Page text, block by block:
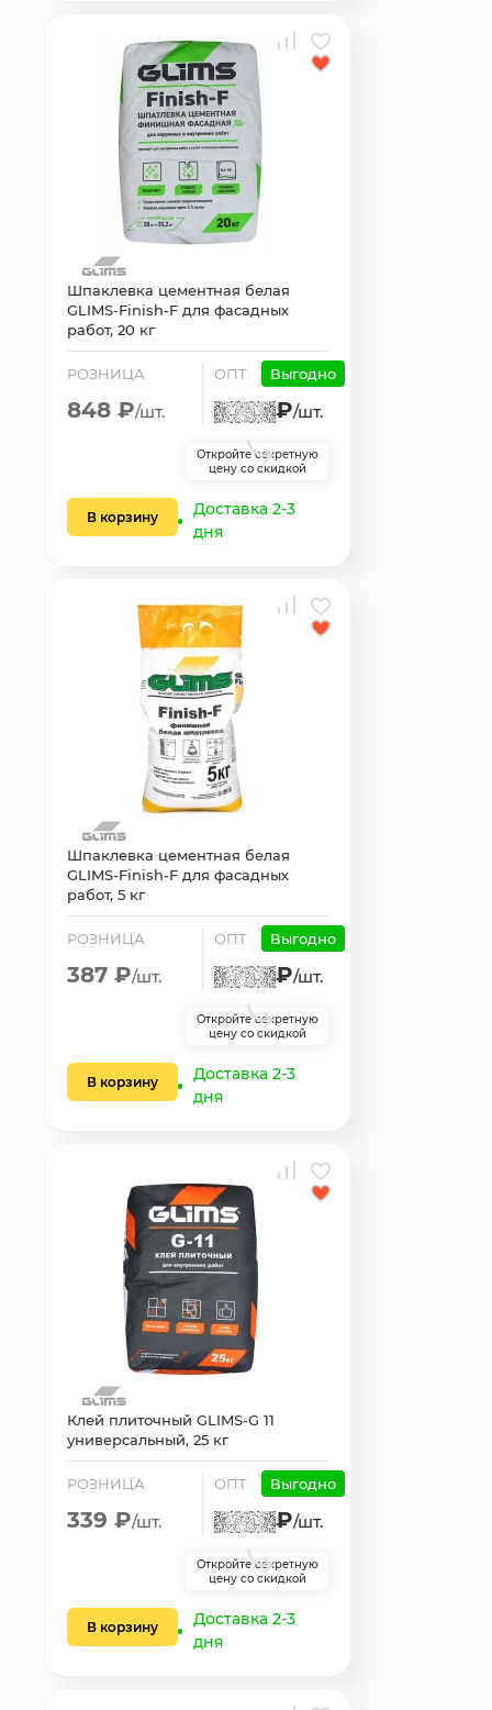
Шпаклевка цементная белая
GLIMS-Finish-F для фасадных
работ, 20 кг
РОЗНИЦА
848 ₽/шт.
ОПТ Выгодно
₽/шт.
Откройте секретную
цену со скидкой
В корзину
Доставка 2-3
дня
Шпаклевка цементная белая
GLIMS-Finish-F для фасадных
работ, 5 кг
РОЗНИЦА
387 ₽/шт.
ОПТ Выгодно
₽/шт.
Откройте секретную
цену со скидкой
В корзину
Доставка 2-3
дня
Клей плиточный GLIMS-G 11
универсальный, 25 кг
РОЗНИЦА
339 ₽/шт.
ОПТ Выгодно
₽/шт.
Откройте секретную
цену со скидкой
В корзину
Доставка 2-3
дня